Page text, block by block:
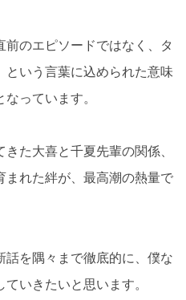
のエピソードではなく、タ
いう言葉に込められた意味
っています。
た大喜と千夏先輩の関係、
まれた絆が、最高潮の熱量で
話を隅々まで徹底的に、僕な
いきたいと思います。